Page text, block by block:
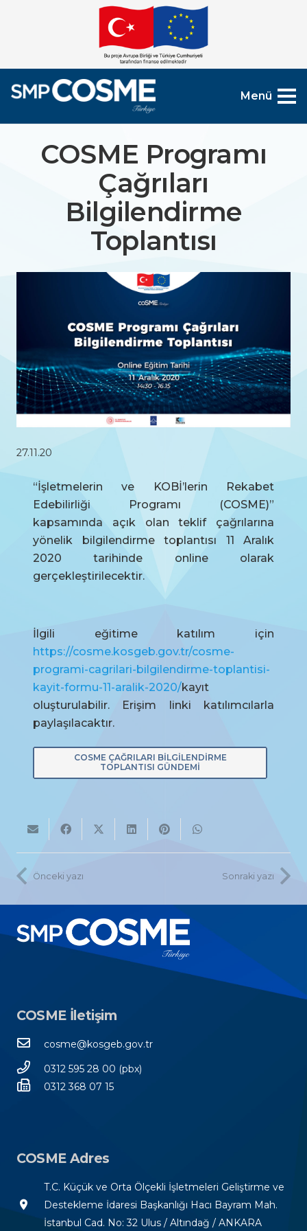
Menü
COSME Programı
Çağrıları
Bilgilendirme
Toplantısı
27.11.20
“İşletmelerin ve KOBİ’lerin Rekabet
Edebilirliği Programı (COSME)”
kapsamında açık olan teklif çağrılarına
yönelik bilgilendirme toplantısı 11 Aralık
2020 tarihinde online olarak
gerçekleştirilecektir.
İlgili eğitime katılım için
https://cosme.kosgeb.gov.tr/cosme-
programi-cagrilari-bilgilendirme-toplantisi-
kayit-formu-11-aralik-2020/kayıt
oluşturulabilir. Erişim linki katılımcılarla
paylaşılacaktır.
COSME ÇAĞRILARI BILGILENDIRME
TOPLANTISI GÜNDEMI
Önceki yazı Sonraki yazı
COSME İletişim
cosme@kosgeb.gov.tr
0312 595 28 00 (pbx)
0312 368 07 15
COSME Adres
room
T.C. Küçük ve Orta Ölçekli İşletmeleri Geliştirme ve
Destekleme İdaresi Başkanlığı Hacı Bayram Mah.
İstanbul Cad. No: 32 Ulus / Altındağ / ANKARA